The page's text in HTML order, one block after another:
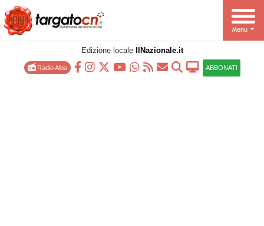
Edizione locale IlNazionale.it
Radio Alba ABBONATI